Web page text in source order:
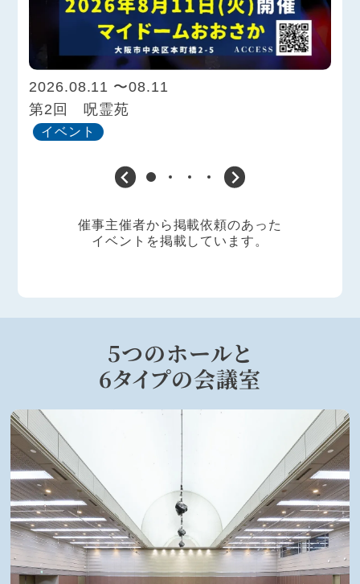
2026.08.11 〜08.11
第2回 呪霊苑
イベント
催事主催者から掲載依頼のあった
イベントを掲載しています。
5つのホールと
6タイプの会議室